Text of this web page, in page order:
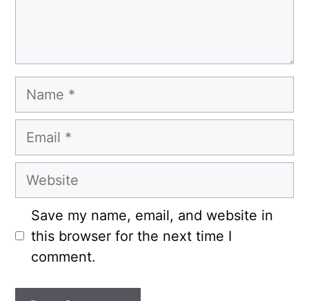
Name
Email
Website
Save my name, email, and website in
this browser for the next time I
comment.